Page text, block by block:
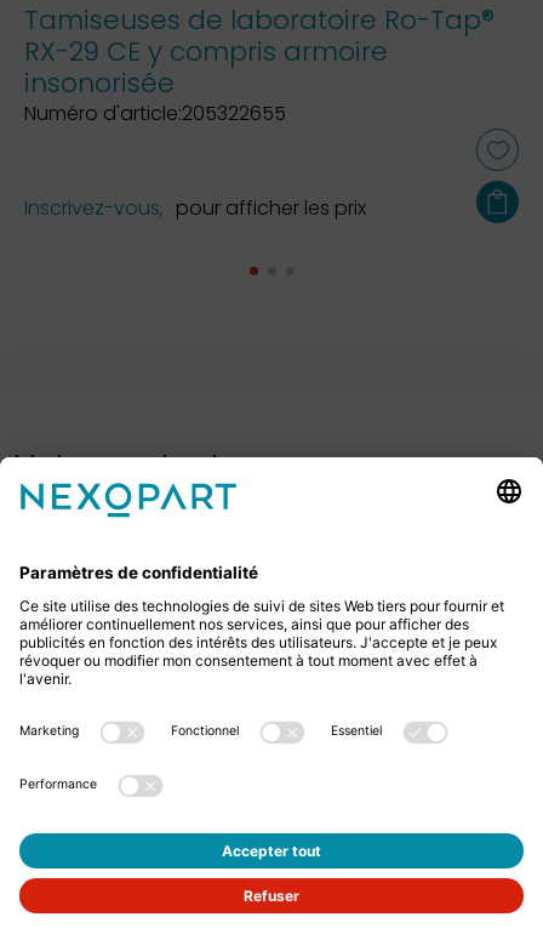
Tamiseuses de laboratoire Ro-Tap®
RX-29 CE y compris armoire
insonorisée
Numéro d'article:205322655
Inscrivez-vous, pour afficher les prix
Votre contact avec nous.
Avez-vous des questions ? Alors sil vous plaît
+49 2522 59084 0
sales@nexopart.com
Protection des données Mentions légales
GTCs